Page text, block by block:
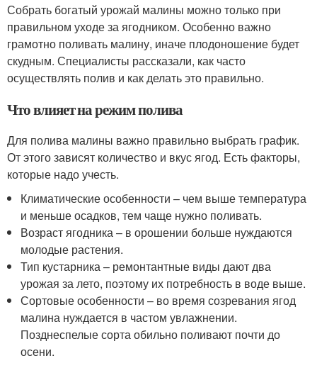
Собрать богатый урожай малины можно только при
правильном уходе за ягодником. Особенно важно
грамотно поливать малину, иначе плодоношение будет
скудным. Специалисты рассказали, как часто
осуществлять полив и как делать это правильно.
Что влияет на режим полива
Для полива малины важно правильно выбрать график.
От этого зависят количество и вкус ягод. Есть факторы,
которые надо учесть.
Климатические особенности – чем выше температура
и меньше осадков, тем чаще нужно поливать.
Возраст ягодника – в орошении больше нуждаются
молодые растения.
Тип кустарника – ремонтантные виды дают два
урожая за лето, поэтому их потребность в воде выше.
Сортовые особенности – во время созревания ягод
малина нуждается в частом увлажнении.
Позднеспелые сорта обильно поливают почти до
осени.